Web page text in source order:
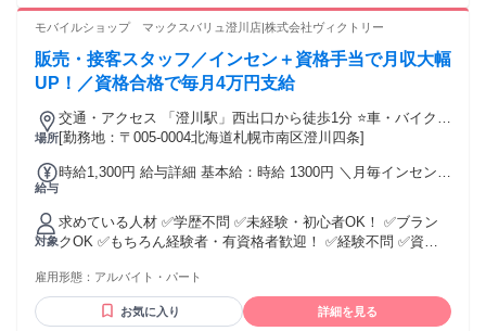
モバイルショップ マックスバリュ澄川店|株式会社ヴィクトリー
販売・接客スタッフ／インセン＋資格手当で月収大幅
UP！／資格合格で毎月4万円支給
場所
交通・アクセス 「澄川駅」西出口から徒歩1分 ⭐車・バイク通
勤OK！無料駐車場完備 ⭐交通費規定支給
[勤務地：〒005-0004北海道札幌市南区澄川四条]
給与
時給1,300円 給与詳細 基本給：時給 1300円 ＼月毎インセンテ
3万円支給 ┗支給実績多数 ⭐100％達成で最大5万円支給!!
対象
求めている人材 ✅学歴不問 ✅未経験・初心者OK！ ✅ブラン
クOK ✅もちろん経験者・有資格者歓迎！ ✅経験不問 ✅資格
ススメ！》 ✨将来的に正社員として働きたい方 ✨がっつり稼
ぎたい方 ✨頑張りを収入に反映させたい方 ✨接客業経験を活
かしたい方 《このような経験を活かしている方多数》 ✨アパ
雇用形態： アルバイト・パート
お気に入り 詳細を見る